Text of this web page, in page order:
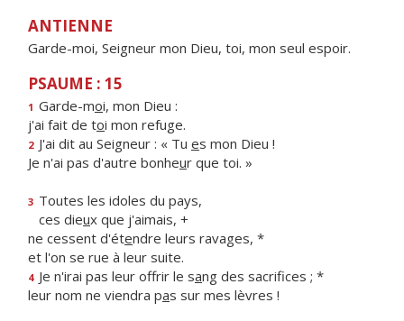
ANTIENNE
Garde-moi, Seigneur mon Dieu, toi, mon seul espoir.
PSAUME : 15
1 Garde-moi, mon Dieu :
j'ai fait de toi mon refuge.
2 J'ai dit au Seigneur : « Tu es mon Dieu !
Je n'ai pas d'autre bonheur que toi. »
3 Toutes les idoles du pays,
ces dieux que j'aimais, +
ne cessent d'étendre leurs ravages, *
et l'on se rue à leur suite.
4 Je n'irai pas leur offrir le sang des sacrifices ; *
leur nom ne viendra pas sur mes lèvres !